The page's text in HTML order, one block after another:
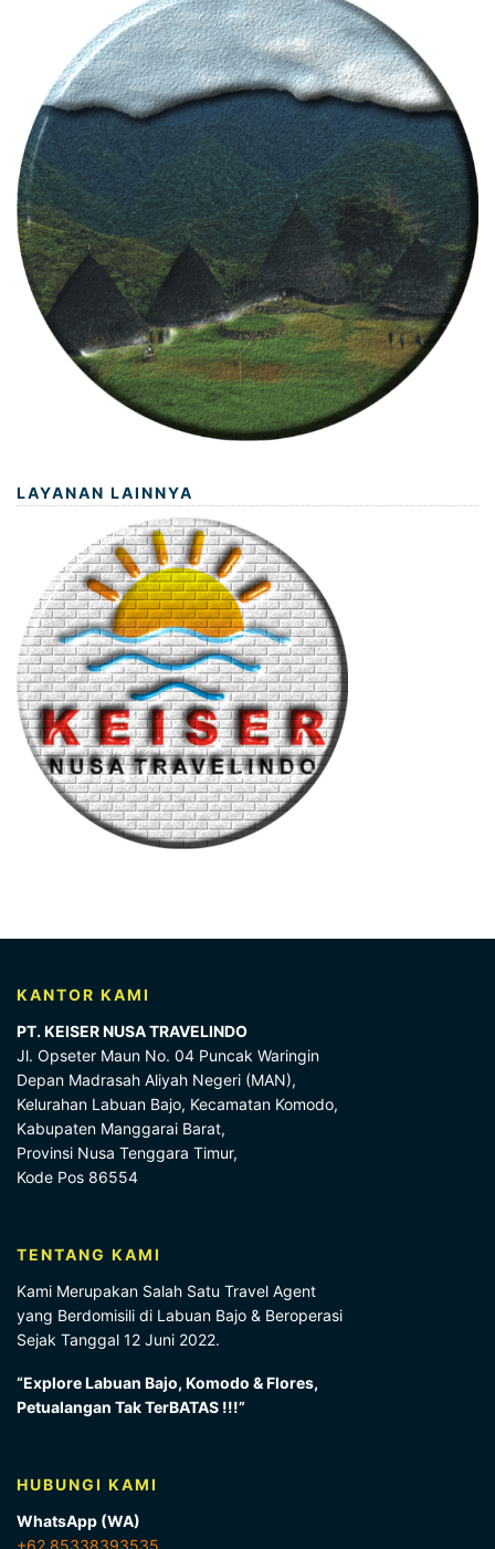
LAYANAN LAINNYA
KANTOR KAMI
PT. KEISER NUSA TRAVELINDO
Jl. Opseter Maun No. 04 Puncak Waringin
Depan Madrasah Aliyah Negeri (MAN),
Kelurahan Labuan Bajo, Kecamatan Komodo,
Kabupaten Manggarai Barat,
Provinsi Nusa Tenggara Timur,
Kode Pos 86554
TENTANG KAMI
Kami Merupakan Salah Satu Travel Agent
yang Berdomisili di Labuan Bajo & Beroperasi
Sejak Tanggal 12 Juni 2022.
“Explore Labuan Bajo, Komodo & Flores,
Petualangan Tak TerBATAS !!!”
HUBUNGI KAMI
WhatsApp (WA)
+62 85338393535